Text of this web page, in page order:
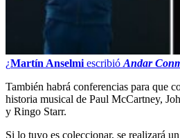
¿Martín Anselmi escribió Andar
También habrá conferencias para que
historia musical de Paul McCartney,
y Ringo Starr.
Si lo tuyo es coleccionar, se realizará